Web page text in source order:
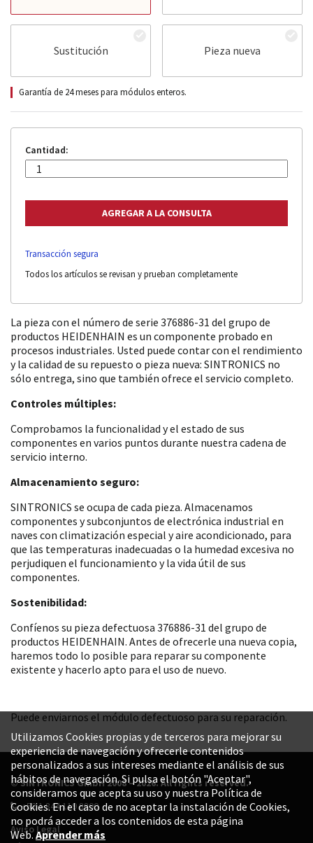
Sustitución Pieza nueva
Garantía de 24 meses para módulos enteros.
Cantidad:
Transacción segura
Todos los artículos se revisan y prueban completamente
La pieza con el número de serie 376886-31 del grupo de
productos HEIDENHAIN es un componente probado en
procesos industriales. Usted puede contar con el rendimiento
y la calidad de su repuesto o pieza nueva: SINTRONICS no
sólo entrega, sino que también ofrece el servicio completo.
Controles múltiples:
Comprobamos la funcionalidad y el estado de sus
componentes en varios puntos durante nuestra cadena de
servicio interno.
Almacenamiento seguro:
SINTRONICS se ocupa de cada pieza. Almacenamos
componentes y subconjuntos de electrónica industrial en
naves con climatización especial y aire acondicionado, para
que las temperaturas inadecuadas o la humedad excesiva no
perjudiquen el funcionamiento y la vida útil de sus
componentes.
Sostenibilidad:
Confíenos su pieza defectuosa 376886-31 del grupo de
productos HEIDENHAIN. Antes de ofrecerle una nueva copia,
haremos todo lo posible para reparar su componente
existente y hacerlo apto para el uso de nuevo.
Puede enviarnos el módulo defectuoso para su reparación.
© SINTRONICS GmbH 2008 – 2026. All rights reserved.
+52 1 844 119 8800
Aviso Legal
Utilizamos Cookies propias y de terceros para mejorar su
experiencia de navegación y ofrecerle contenidos
personalizados a sus intereses mediante el análisis de sus
hábitos de navegación. Si pulsa el botón "Aceptar",
consideramos que acepta su uso y nuestra Política de
Cookies. En el caso de no aceptar la instalación de Cookies,
no podrá acceder a los contenidos de esta página
Web.Aprender más